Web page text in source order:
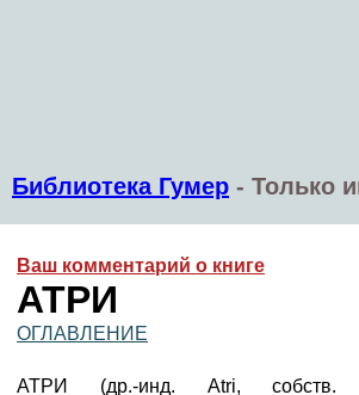
Библиотека Гумер - Только
Ваш комментарий о книге
АТРИ
ОГЛАВЛЕНИЕ
АТРИ (др.-инд. Atri, собств.